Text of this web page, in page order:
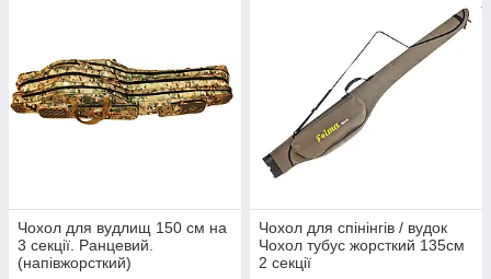
Чохол для вудлищ 150 см на
3 секції. Ранцевий.
(напівжорсткий)
Чохол для спінінгів / вудок
Чохол тубус жорсткий 135см
2 секції